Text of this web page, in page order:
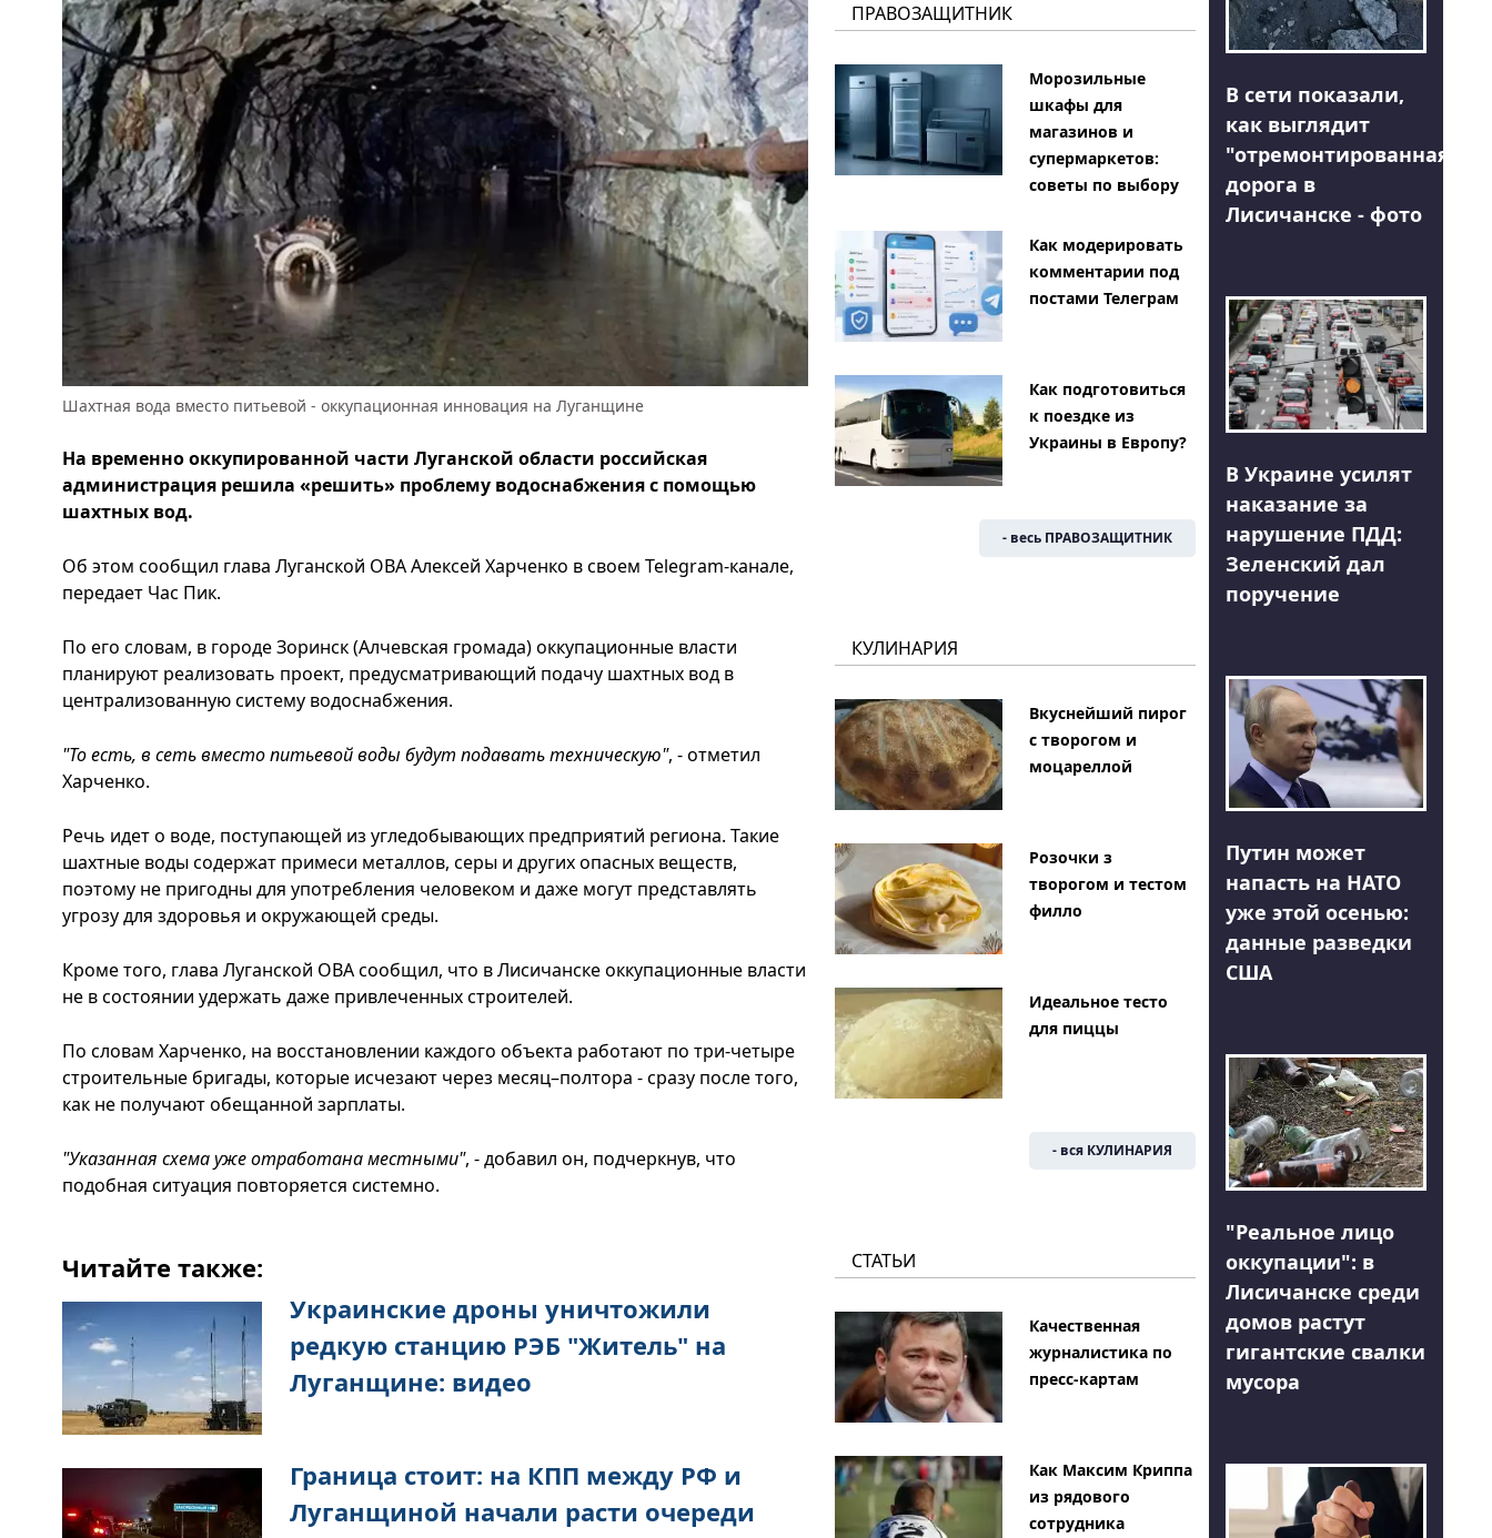
Шахтная вода вместо питьевой - оккупационная инновация на Луганщине
На временно оккупированной части Луганской области российская
администрация решила «решить» проблему водоснабжения с помощью
шахтных вод.
Об этом сообщил глава Луганской ОВА Алексей Харченко в своем Telegram-канале,
передает Час Пик.
По его словам, в городе Зоринск (Алчевская громада) оккупационные власти
планируют реализовать проект, предусматривающий подачу шахтных вод в
централизованную систему водоснабжения.
"То есть, в сеть вместо питьевой воды будут подавать техническую", - отметил
Харченко.
Речь идет о воде, поступающей из угледобывающих предприятий региона. Такие
шахтные воды содержат примеси металлов, серы и других опасных веществ,
поэтому не пригодны для употребления человеком и даже могут представлять
угрозу для здоровья и окружающей среды.
Кроме того, глава Луганской ОВА сообщил, что в Лисичанске оккупационные власти
не в состоянии удержать даже привлеченных строителей.
По словам Харченко, на восстановлении каждого объекта работают по три-четыре
строительные бригады, которые исчезают через месяц–полтора - сразу после того,
как не получают обещанной зарплаты.
"Указанная схема уже отработана местными", - добавил он, подчеркнув, что
подобная ситуация повторяется системно.
Читайте также:
Украинские дроны уничтожили
редкую станцию РЭБ "Житель" на
Луганщине: видео
Граница стоит: на КПП между РФ и
Луганщиной начали расти очереди
ПРАВОЗАЩИТНИК
Морозильные
шкафы для
магазинов и
супермаркетов:
советы по выбору
Как модерировать
комментарии под
постами Телеграм
Как подготовиться
к поездке из
Украины в Европу?
- весь ПРАВОЗАЩИТНИК
КУЛИНАРИЯ
Вкуснейший пирог
с творогом и
моцареллой
Розочки з
творогом и тестом
филло
Идеальное тесто
для пиццы
- вся КУЛИНАРИЯ
СТАТЬИ
Качественная
журналистика по
пресс-картам
Как Максим Криппа
из рядового
сотрудника
В сети показали,
как выглядит
"отремонтированная"
дорога в
Лисичанске - фото
В Украине усилят
наказание за
нарушение ПДД:
Зеленский дал
поручение
Путин может
напасть на НАТО
уже этой осенью:
данные разведки
США
"Реальное лицо
оккупации": в
Лисичанске среди
домов растут
гигантские свалки
мусора